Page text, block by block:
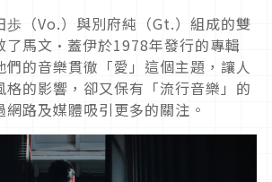
歩（Vo.）與別府純（Gt.）組成的雙
了馬文·蓋伊於1978年發行的專輯
們的音樂貫徹「愛」這個主題，讓人
格的影響，卻又保有「流行音樂」的
路及媒體吸引更多的關注。